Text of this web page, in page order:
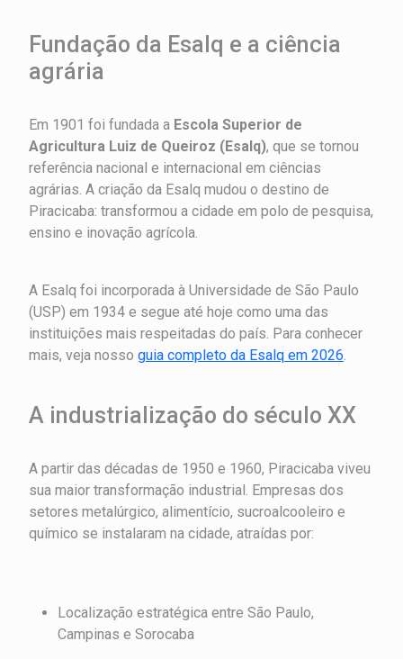
Fundação da Esalq e a ciência
agrária
Em 1901 foi fundada a Escola Superior de
Agricultura Luiz de Queiroz (Esalq), que se tornou
referência nacional e internacional em ciências
agrárias. A criação da Esalq mudou o destino de
Piracicaba: transformou a cidade em polo de pesquisa,
ensino e inovação agrícola.
A Esalq foi incorporada à Universidade de São Paulo
(USP) em 1934 e segue até hoje como uma das
instituições mais respeitadas do país. Para conhecer
mais, veja nosso guia completo da Esalq em 2026.
A industrialização do século XX
A partir das décadas de 1950 e 1960, Piracicaba viveu
sua maior transformação industrial. Empresas dos
setores metalúrgico, alimentício, sucroalcooleiro e
químico se instalaram na cidade, atraídas por:
Localização estratégica entre São Paulo,
Campinas e Sorocaba